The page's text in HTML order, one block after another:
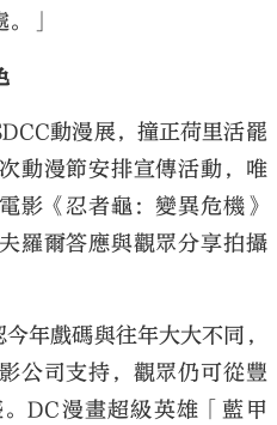
」
動漫展，撞正荷里活罷
動漫節安排宣傳活動，唯
影《忍者龜：變異危機》
羅爾答應與觀眾分享拍攝
年戲碼與往年大大不同，
公司支持，觀眾仍可從豐
DC漫畫超級英雄「藍甲